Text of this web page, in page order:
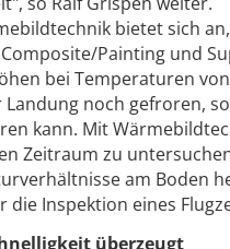
bietet sich
Painting und
bei Temperaturen
Landung noch gefroren,
kann. Mit
Zeitraum zu
am Boden
die Inspektion eines
überzeugt